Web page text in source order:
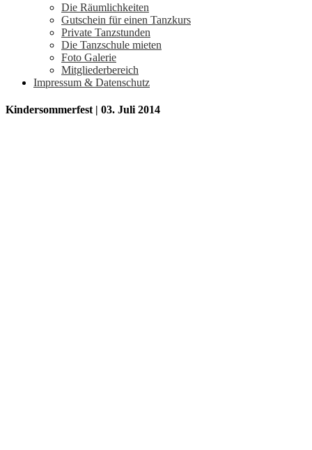
Die Räumlichkeiten
Gutschein für einen Tanzkurs
Private Tanzstunden
Die Tanzschule mieten
Foto Galerie
Mitgliederbereich
Impressum & Datenschutz
Kindersommerfest | 03. Juli 2014